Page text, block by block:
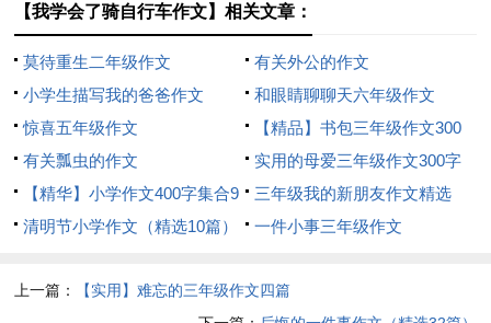
【我学会了骑自行车作文】相关文章：
莫待重生二年级作文
有关外公的作文
小学生描写我的爸爸作文
和眼睛聊聊天六年级作文
惊喜五年级作文
【精品】书包三年级作文300
字三篇
有关瓢虫的作文
实用的母爱三年级作文300字
四篇
【精华】小学作文400字集合9
篇
三年级我的新朋友作文精选
清明节小学作文（精选10篇）
一件小事三年级作文
上一篇：
【实用】难忘的三年级作文四篇